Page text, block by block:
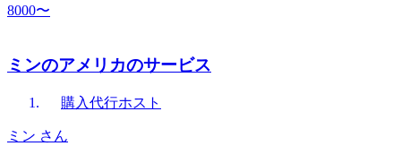
8000〜
ミンのアメリカのサービス
購入代行ホスト
ミン さん